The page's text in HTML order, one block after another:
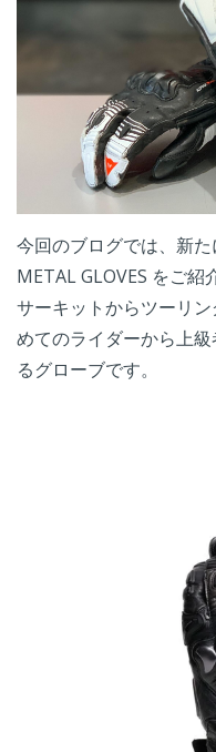
今回のブログでは、新
METAL GLOVES をご紹
サーキットからツーリ
めてのライダーから上
るグローブです。